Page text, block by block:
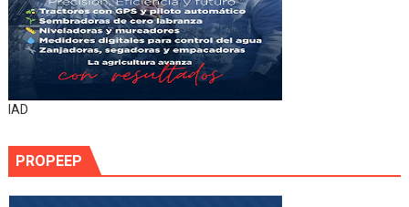
IAD
PROPEEP